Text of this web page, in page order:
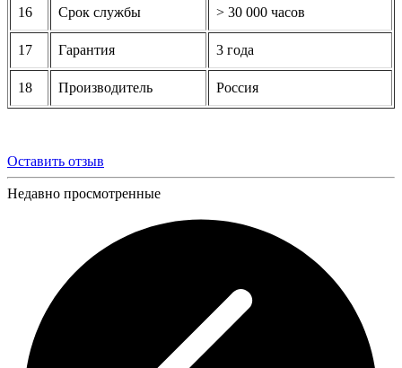
16 Срок службы > 30 000 часов
17 Гарантия 3 года
18 Производитель Россия
Оставить отзыв
Недавно просмотренные